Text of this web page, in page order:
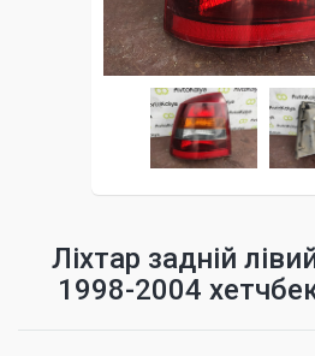
Ліхтар задній
1998-2004